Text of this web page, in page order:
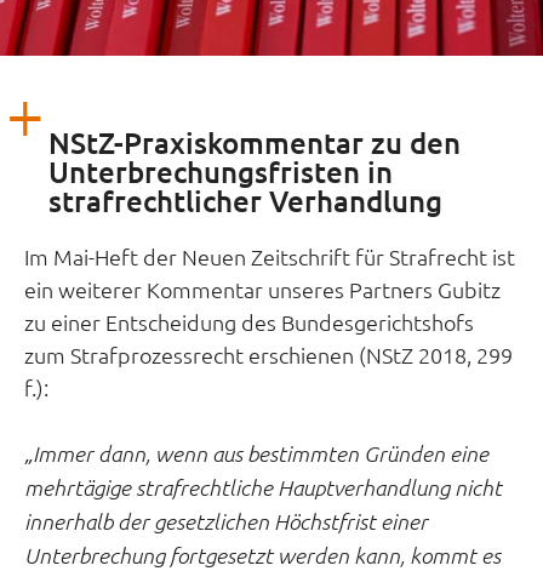
NStZ-Praxiskommentar zu den
Unterbrechungsfristen in
strafrechtlicher Verhandlung
Im Mai-Heft der Neuen Zeitschrift für Strafrecht ist
ein weiterer Kommentar unseres Partners Gubitz
zu einer Entscheidung des Bundesgerichtshofs
zum Strafprozessrecht erschienen (NStZ 2018, 299
f.):
„Immer dann, wenn aus bestimmten Gründen eine
mehrtägige strafrechtliche Hauptverhandlung nicht
innerhalb der gesetzlichen Höchstfrist einer
Unterbrechung fortgesetzt werden kann, kommt es